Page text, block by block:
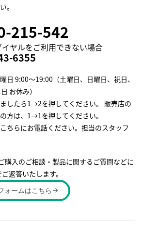
。
215-542
イヤルをご利用できない場合
6355
日 9:00～19:00（土曜日、日曜日、祝日、
お休み）
したら1→2を押してください。 販売店の
方は、1→1を押してください。
ちらにお電話ください。担当のスタッフ
購入のご相談・製品に関するご質問などに
返答いたします。
ォームはこちら